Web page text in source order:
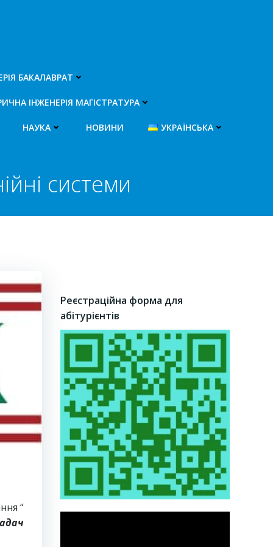
БАКАЛАВРАТ
ІНЖЕНЕРІЯ МАГІСТРАТУРА
НАУКА НОВИНИ УКРАЇНСЬКА
системи
“
Реєстраційна форма для
абітурієнтів